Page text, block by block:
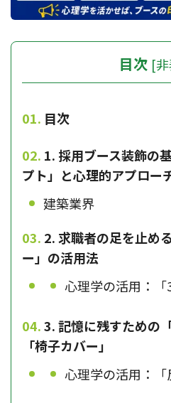
目次 [
目次
1. 採用ブース装飾の
プト」と心理的アプロー
建築業界
2. 求職者の足を止め
ー」の活用法
心理学の活用：「
3. 記憶に残すための
「椅子カバー」
心理学の活用：「